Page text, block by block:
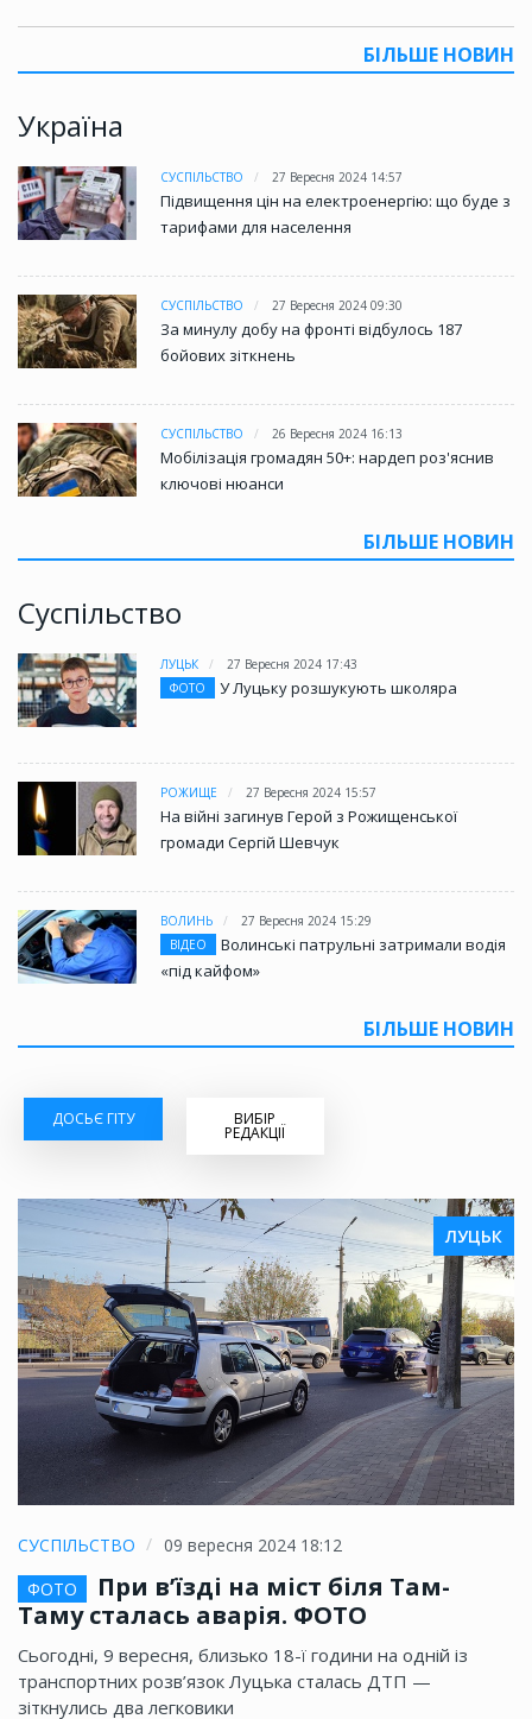
БІЛЬШЕ НОВИН
Україна
СУСПІЛЬСТВО 27 Вересня 2024 14:57
Підвищення цін на електроенергію: що буде з
тарифами для населення
СУСПІЛЬСТВО 27 Вересня 2024 09:30
За минулу добу на фронті відбулось 187
бойових зіткнень
СУСПІЛЬСТВО 26 Вересня 2024 16:13
Мобілізація громадян 50+: нардеп роз'яснив
ключові нюанси
БІЛЬШЕ НОВИН
Суспільство
ЛУЦЬК
27 Вересня 2024 17:43
ФОТО
У Луцьку розшукують школяра
РОЖИЩЕ 27 Вересня 2024 15:57
На війні загинув Герой з Рожищенської
громади Сергій Шевчук
ВОЛИНЬ
27 Вересня 2024 15:29
ВІДЕО
Волинські патрульні затримали водія
«під кайфом»
БІЛЬШЕ НОВИН
ДОСЬЄ ГІТУ ВИБІР
РЕДАКЦІЇ
ЛУЦЬК
СУСПІЛЬСТВО
09 вересня 2024 18:12
ФОТО
При в’їзді на міст біля Там-
Таму сталась аварія. ФОТО
Сьогодні, 9 вересня, близько 18-ї години на одній із
транспортних розв’язок Луцька сталась ДТП —
зіткнулись два легковики